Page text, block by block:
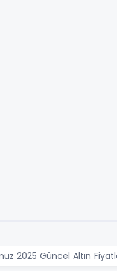
2025 Güncel Altın